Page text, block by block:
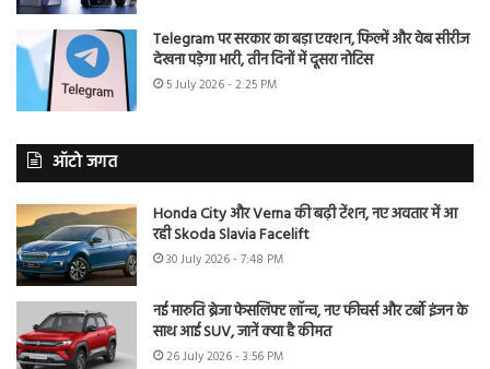
Telegram पर सरकार का बड़ा एक्शन, फिल्में और वेब सीरीज
देखना पड़ेगा भारी, तीन दिनों में दूसरा नोटिस
5 July 2026 - 2:25 PM
ऑटो जगत
Honda City और Verna की बढ़ी टेंशन, नए अवतार में आ
रही Skoda Slavia Facelift
30 July 2026 - 7:48 PM
नई मारुति ब्रेजा फेसलिफ्ट लॉन्च, नए फीचर्स और टर्बो इंजन के
साथ आई SUV, जानें क्या है कीमत
26 July 2026 - 3:56 PM